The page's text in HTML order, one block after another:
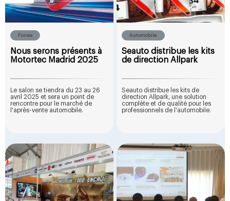
Foires
Nous serons présents à
Motortec Madrid 2025
Le salon se tiendra du 23 au 26
avril 2025 et sera un point de
rencontre pour le marché de
l'après-vente automobile.
Automobile
Seauto distribue les kits
de direction Allpark
Seauto distribue les kits de
direction Allpark, une solution
complète et de qualité pour les
professionnels de l'automobile.